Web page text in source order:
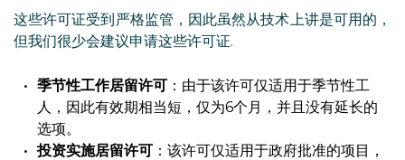
这些许可证受到严格监管，因此虽然从技术上讲是可用的，
但我们很少会建议申请这些许可证.
季节性工作居留许可 ：由于该许可仅适用于季节性工
人，因此有效期相当短，仅为6个月，并且没有延长的
选项。
投资实施居留许可 ：该许可仅适用于政府批准的项目，